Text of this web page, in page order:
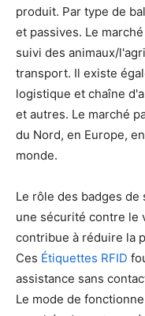
produit. Par type de
et passives. Le
suivi des animaux/
transport. Il existe
logistique et chaîne
et autres. Le marché
du Nord, en Europe,
monde.
Le rôle des badges
une sécurité contre le
contribue à réduire la
Ces Étiquettes RFID
assistance sans
Le mode de